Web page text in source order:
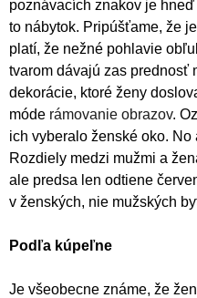
poznávacích znakov je
to nábytok. Pripúšťame, že
platí, že nežné pohlavie
tvarom dávajú zas prednosť
dekorácie, ktoré ženy
móde rámovanie obrazov.
ich vyberalo ženské oko. No
Rozdiely medzi mužmi a
ale predsa len odtiene
v ženských, nie mužských
Podľa kúpeľne
Je všeobecne známe, že